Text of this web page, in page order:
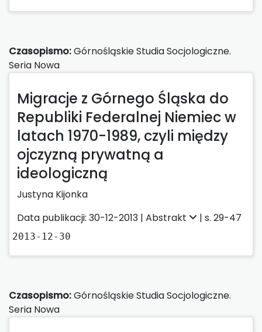
Czasopismo:Górnośląskie Studia Socjologiczne.
Seria Nowa
Migracje z Górnego Śląska do
Republiki Federalnej Niemiec w
latach 1970-1989, czyli między
ojczyzną prywatną a
ideologiczną
Justyna Kijonka
Data publikacji: 30-12-2013 | Abstrakt | s. 29-47
2013-12-30
Czasopismo:Górnośląskie Studia Socjologiczne.
Seria Nowa